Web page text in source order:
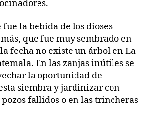
fue la bebida de los dioses
que fue muy sembrado en
fecha no existe un árbol en La
En las zanjas inútiles se
la oportunidad de
siembra y jardinizar con
pozos fallidos o en las trincheras